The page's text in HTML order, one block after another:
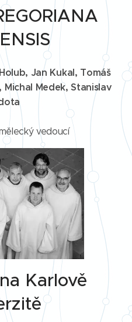
, Jan Kukal, Tomáš
, Michal Medek, Stanislav
vedoucí
Karlově